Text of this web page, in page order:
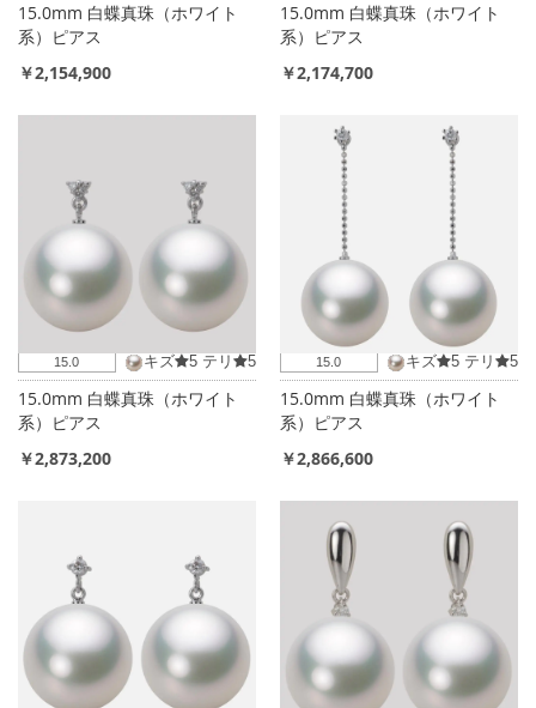
15.0mm 白蝶真珠（ホワイト
系）ピアス
￥2,154,900
15.0mm 白蝶真珠（ホワイト
系）ピアス
￥2,174,700
15.0 キズ 5 テリ 5
15.0mm 白蝶真珠（ホワイト
系）ピアス
￥2,873,200
15.0 キズ 5 テリ 5
15.0mm 白蝶真珠（ホワイト
系）ピアス
￥2,866,600